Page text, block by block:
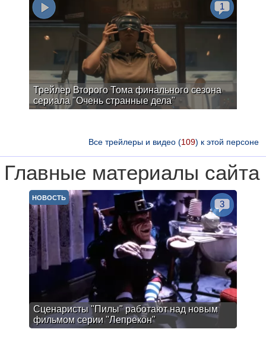
Трейлер Второго Тома финального сезона
сериала "Очень странные дела"
1
Все трейлеры и видео (109) к этой персоне
Главные материалы сайта
Сценаристы "Пилы" работают над новым
фильмом серии "Лепрекон"
НОВОСТЬ
3